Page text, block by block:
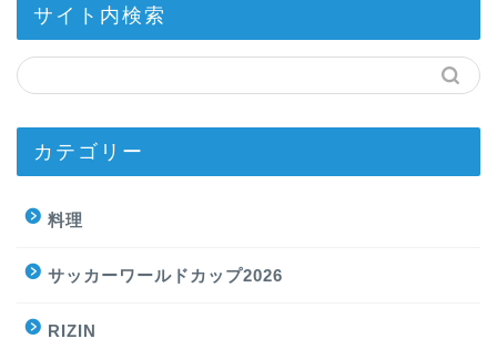
サイト内検索
カテゴリー
料理
サッカーワールドカップ2026
RIZIN